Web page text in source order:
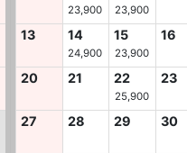
23,900 23,900
13 14
24,900
15
23,900
16
20 21 22
25,900
23
27 28 29 30